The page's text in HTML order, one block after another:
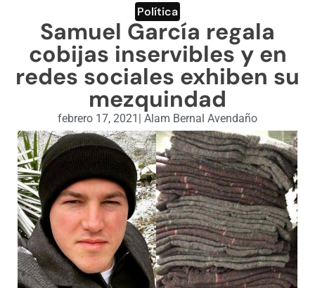
VIDEOS
Política
Samuel García regala
cobijas inservibles y en
redes sociales exhiben su
mezquindad
febrero 17, 2021 | Alam Bernal Avendaño